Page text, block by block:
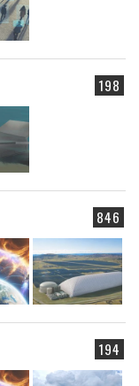
198
846
194